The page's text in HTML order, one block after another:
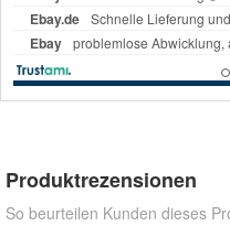
Produktrezensionen
So beurteilen Kunden dieses